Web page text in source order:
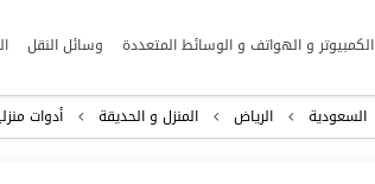
الكمبيوتر و الهواتف و الوسائط المتعددة وسائل النقل
السعودية الرياض المنزل و الحديقة أدوات